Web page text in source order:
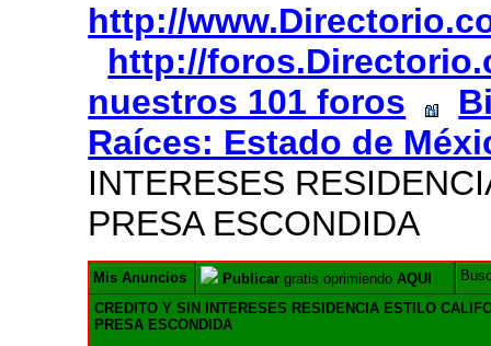
http://
http://
nuestros 101 foros
Raíces: Estado de
INTERESES
PRESA ESCONDIDA
Mis Anuncios Publicar gratis oprimiendoAQUI
CREDITO Y SIN INTERESES RESIDENCIA ESTILO
PRESA ESCONDIDA